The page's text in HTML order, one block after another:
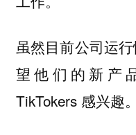
虽然目前公司运
望他们的新产
TikTokers 感兴趣。